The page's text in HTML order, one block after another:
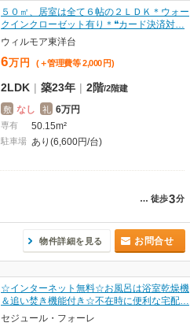
５０㎡、居室は全て６帖の２ＬＤＫ＊ウォー
クインクローゼット有り＊❝カード決済対…
ウィルモア東洋台
6万 円 (＋管理費等 2,000 円)
2LDK | 築23年 | 2階/2階建
敷 なし 礼 6万円
専有 50.15m²
駐車場 あり(6,600円/台)
… 徒歩3分
物件詳細を見る お問合せ
☆インターネット無料☆お風呂は浴室乾燥機
＆追い焚き機能付き☆不在時に便利な宅配…
セジュール・フォーレ